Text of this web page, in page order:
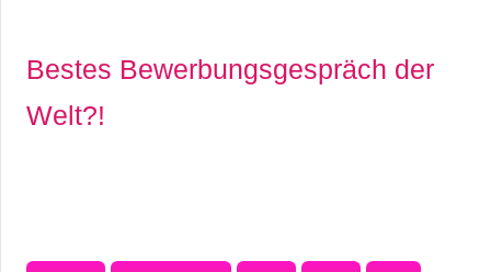
Bestes Bewerbungsgespräch der
Welt?!